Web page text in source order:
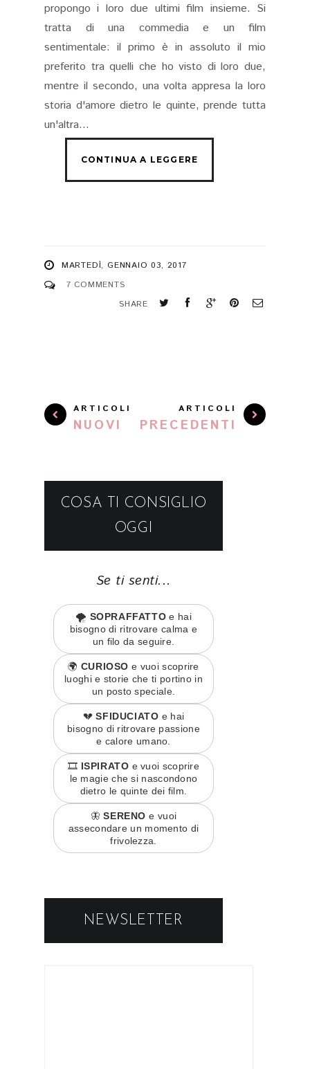
propongo i loro due ultimi film insieme. Si
tratta di una commedia e un film
sentimentale: il primo è in assoluto il mio
preferito tra quelli che ho visto di loro due,
mentre il secondo, una volta appresa la loro
storia d'amore dietro le quinte, prende tutta
un'altra...
MARTEDÌ, GENNAIO 03, 2017
7 COMMENTS
SHARE
ARTICOLI
NUOVI
ARTICOLI
PRECEDENTI
COSA TI CONSIGLIO
OGGI
Se ti senti...
🌪️ SOPRAFFATTO e hai
bisogno di ritrovare calma e
un filo da seguire.
🌍 CURIOSO e vuoi scoprire
luoghi e storie che ti portino in
un posto speciale.
💔SFIDUCIATO e hai
bisogno di ritrovare passione
e calore umano.
🎞️ ISPIRATO e vuoi scoprire
le magie che si nascondono
dietro le quinte dei film.
🦋SERENO e vuoi
assecondare un momento di
frivolezza.
NEWSLETTER